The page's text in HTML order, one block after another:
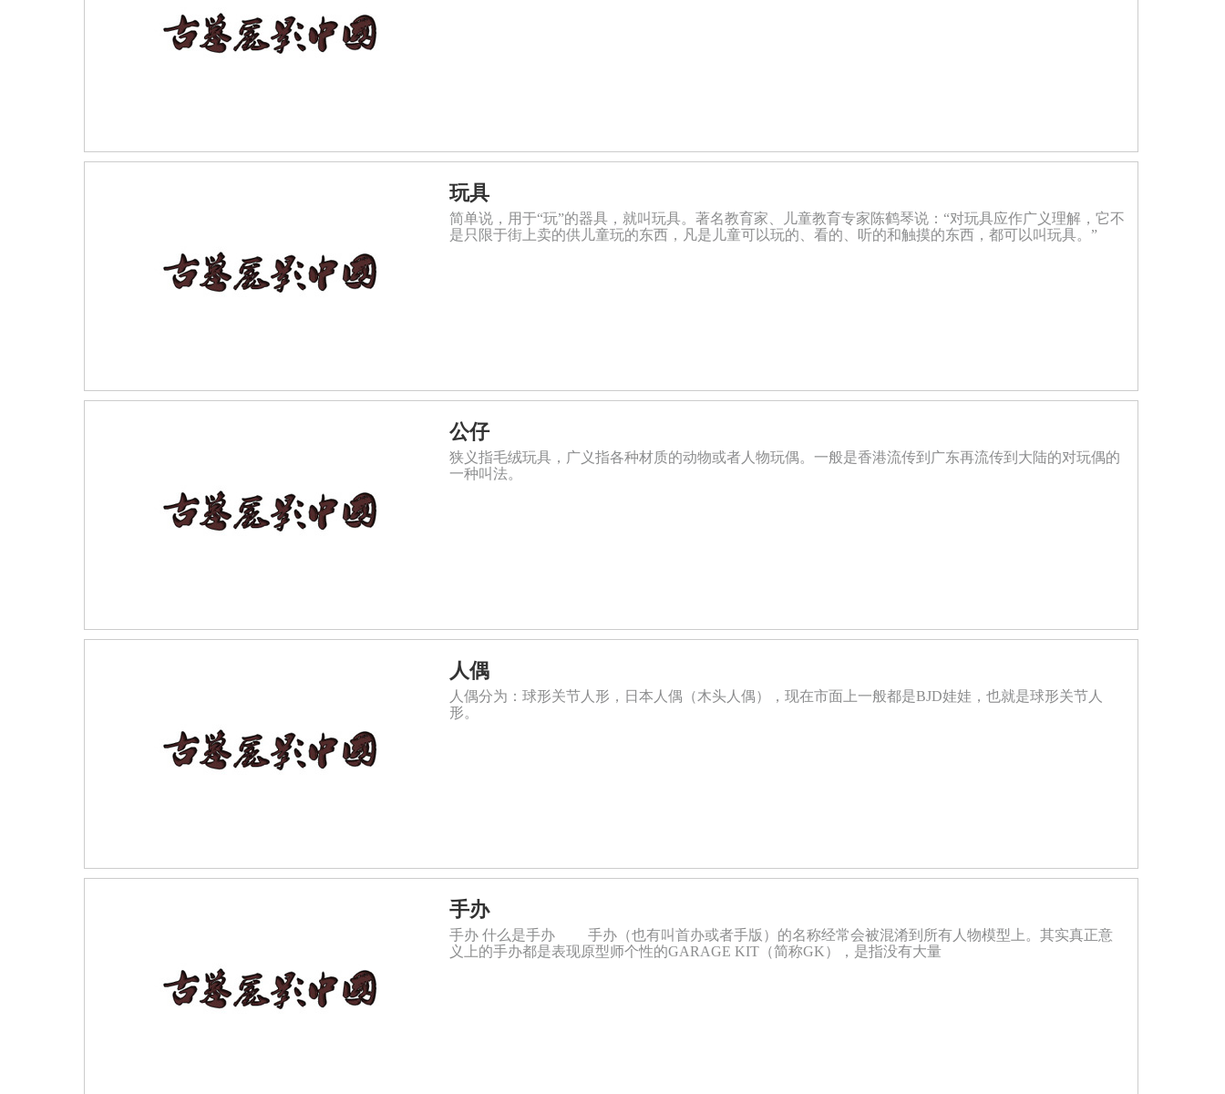
玩具
简单说，用于“玩”的器具，就叫玩具。著名教育家、儿童教育专家陈鹤琴说：“对玩具应作广义理解，它不
是只限于街上卖的供儿童玩的东西，凡是儿童可以玩的、看的、听的和触摸的东西，都可以叫玩具。”
公仔
狭义指毛绒玩具，广义指各种材质的动物或者人物玩偶。一般是香港流传到广东再流传到大陆的对玩偶的
一种叫法。
人偶
人偶分为：球形关节人形，日本人偶（木头人偶），现在市面上一般都是BJD娃娃，也就是球形关节人
形。
手办
手办 什么是手办 手办（也有叫首办或者手版）的名称经常会被混淆到所有人物模型上。其实真正意
义上的手办都是表现原型师个性的GARAGE KIT（简称GK），是指没有大量